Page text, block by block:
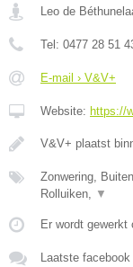
Leo de
Tel: 0477 28 51
E-mail › V&V+
Website: https://
V&V+ plaatst
Zonwering,
Rolluiken, ▼
Er wordt gewerkt
Laatste